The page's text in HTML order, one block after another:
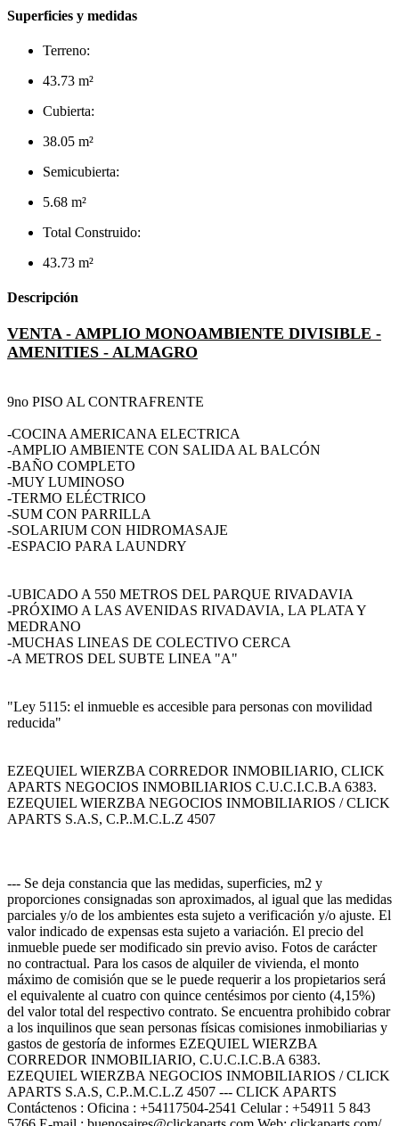
Superficies y medidas
Terreno:
43.73 m²
Cubierta:
38.05 m²
Semicubierta:
5.68 m²
Total Construido:
43.73 m²
Descripción
VENTA - AMPLIO MONOAMBIENTE DIVISIBLE -
AMENITIES - ALMAGRO
9no PISO AL CONTRAFRENTE
-COCINA AMERICANA ELECTRICA
-AMPLIO AMBIENTE CON SALIDA AL BALCÓN
-BAÑO COMPLETO
-MUY LUMINOSO
-TERMO ELÉCTRICO
-SUM CON PARRILLA
-SOLARIUM CON HIDROMASAJE
-ESPACIO PARA LAUNDRY
-UBICADO A 550 METROS DEL PARQUE RIVADAVIA
-PRÓXIMO A LAS AVENIDAS RIVADAVIA, LA PLATA Y
MEDRANO
-MUCHAS LINEAS DE COLECTIVO CERCA
-A METROS DEL SUBTE LINEA "A"
"Ley 5115: el inmueble es accesible para personas con movilidad
reducida"
EZEQUIEL WIERZBA CORREDOR INMOBILIARIO, CLICK
APARTS NEGOCIOS INMOBILIARIOS C.U.C.I.C.B.A 6383.
EZEQUIEL WIERZBA NEGOCIOS INMOBILIARIOS / CLICK
APARTS S.A.S, C.P..M.C.L.Z 4507
--- Se deja constancia que las medidas, superficies, m2 y
proporciones consignadas son aproximados, al igual que las medidas
parciales y/o de los ambientes esta sujeto a verificación y/o ajuste. El
valor indicado de expensas esta sujeto a variación. El precio del
inmueble puede ser modificado sin previo aviso. Fotos de carácter
no contractual. Para los casos de alquiler de vivienda, el monto
máximo de comisión que se le puede requerir a los propietarios será
el equivalente al cuatro con quince centésimos por ciento (4,15%)
del valor total del respectivo contrato. Se encuentra prohibido cobrar
a los inquilinos que sean personas físicas comisiones inmobiliarias y
gastos de gestoría de informes EZEQUIEL WIERZBA
CORREDOR INMOBILIARIO, C.U.C.I.C.B.A 6383.
EZEQUIEL WIERZBA NEGOCIOS INMOBILIARIOS / CLICK
APARTS S.A.S, C.P..M.C.L.Z 4507 --- CLICK APARTS
Contáctenos : Oficina : +54117504-2541 Celular : +54911 5 843